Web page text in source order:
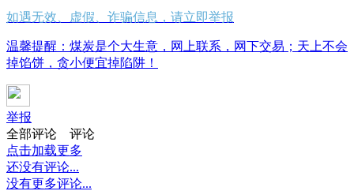
如遇无效、虚假、诈骗信息，请立即举报
温馨提醒：煤炭是个大生意，网上联系，网下交易；天上不会
掉馅饼，贪小便宜掉陷阱！
举报
全部评论
评论
点击加载更多
还没有评论...
没有更多评论...